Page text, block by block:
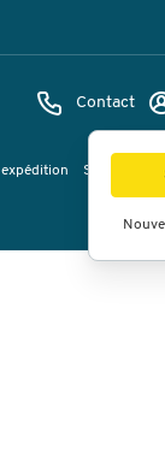
Contact
expédition Service &
Vue à 360